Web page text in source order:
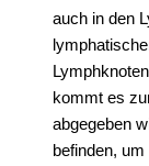
auch in den
kommt es
abgegeben
befinden,